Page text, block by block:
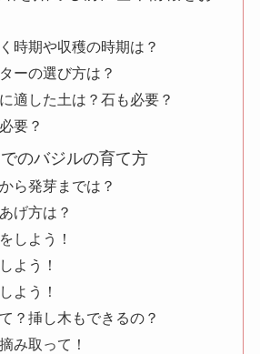
時期や収穫の時期は？
ーの選び方は？
適した土は？石も必要？
要？
のバジルの育て方
ら発芽までは？
げ方は？
しよう！
よう！
よう！
？挿し木もできるの？
み取って！